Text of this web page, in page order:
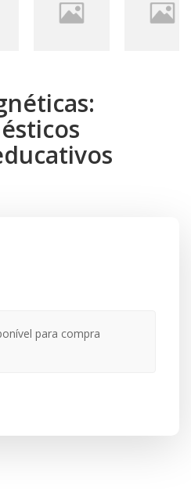
para compra